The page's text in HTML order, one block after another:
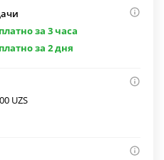
за 3 часа
за 2 дня
UZS